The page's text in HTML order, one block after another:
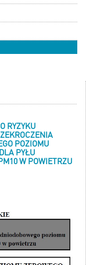
RYZYKU
POZIOMU
PYŁU
W POWIETRZU